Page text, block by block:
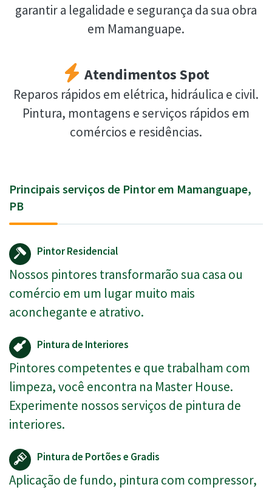
garantir a legalidade e segurança da sua obra
em Mamanguape.
Atendimentos Spot
Reparos rápidos em elétrica, hidráulica e civil.
Pintura, montagens e serviços rápidos em
comércios e residências.
Principais serviços de Pintor em Mamanguape,
PB
Pintor Residencial
Nossos pintores transformarão sua casa ou
comércio em um lugar muito mais
aconchegante e atrativo.
Pintura de Interiores
Pintores competentes e que trabalham com
limpeza, você encontra na Master House.
Experimente nossos serviços de pintura de
interiores.
Pintura de Portões e Gradis
Aplicação de fundo, pintura com compressor,